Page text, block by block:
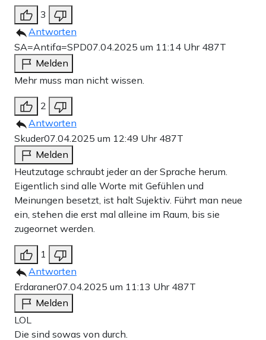
3
Antworten
SA=Antifa=SPD07.04.2025 um 11:14 Uhr 487T
Melden
Mehr muss man nicht wissen.
2
Antworten
Skuder07.04.2025 um 12:49 Uhr 487T
Melden
Heutzutage schraubt jeder an der Sprache herum.
Eigentlich sind alle Worte mit Gefühlen und
Meinungen besetzt, ist halt Sujektiv. Führt man neue
ein, stehen die erst mal alleine im Raum, bis sie
zugeornet werden.
1
Antworten
Erdaraner07.04.2025 um 11:13 Uhr 487T
Melden
LOL
Die sind sowas von durch.